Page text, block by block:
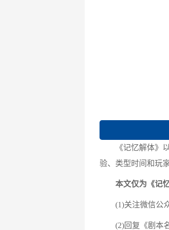
《记忆解体》以
验、类型时间和玩
本文仅为《记
(1)关注微信公众
(2)回复《剧本名